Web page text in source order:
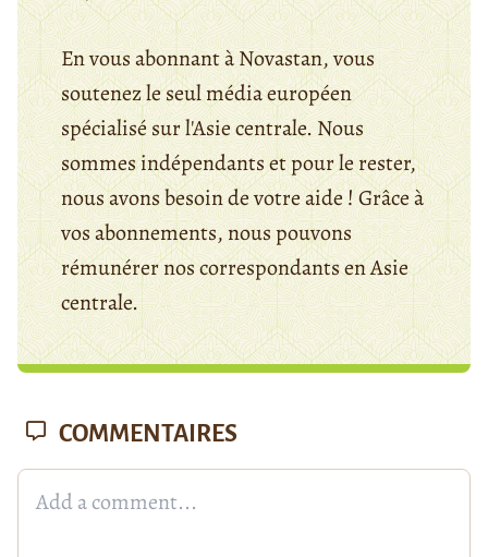
En vous abonnant à Novastan, vous
soutenez le seul média européen
spécialisé sur l'Asie centrale. Nous
sommes indépendants et pour le rester,
nous avons besoin de votre aide ! Grâce à
vos abonnements, nous pouvons
rémunérer nos correspondants en Asie
centrale.
COMMENTAIRES